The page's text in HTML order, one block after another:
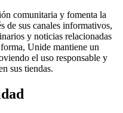
comunitaria y fomenta la
de sus canales informativos,
y noticias relacionadas
Unide mantiene un
el uso responsable y
sus tiendas.